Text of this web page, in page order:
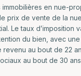
immobilières en nue-
prix de vente de la
Le taux d’imposition
du bien, avec
revenu au bout de 22
au bout de 30